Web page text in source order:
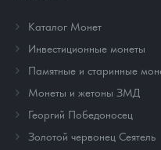
Каталог Монет
Инвестиционные монеты
Памятные и старинные
Монеты и жетоны ЗМД
Георгий Победоносец
Золотой червонец Сеятель